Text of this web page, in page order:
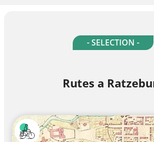
- SELECTION -
Rutes a